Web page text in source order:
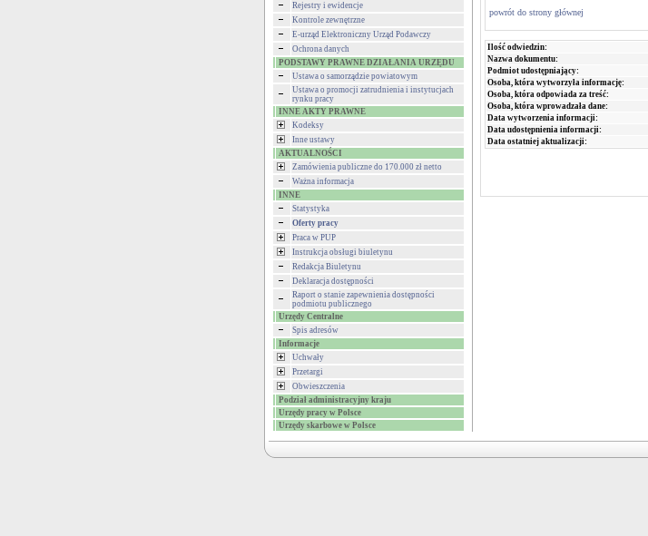
Rejestry i ewidencje
Kontrole zewnętrzne
E-urząd Elektroniczny Urząd Podawczy
Ochrona danych
PODSTAWY PRAWNE DZIAŁANIA URZĘDU
Ustawa o samorządzie powiatowym
Ustawa o promocji zatrudnienia i instytucjach
rynku pracy
INNE AKTY PRAWNE
Kodeksy
Inne ustawy
AKTUALNOŚCI
Zamówienia publiczne do 170.000 zł netto
Ważna informacja
INNE
Statystyka
Oferty pracy
Praca w PUP
Instrukcja obsługi biuletynu
Redakcja Biuletynu
Deklaracja dostępności
Raport o stanie zapewnienia dostępności
podmiotu publicznego
Urzędy Centralne
Spis adresów
Informacje
Uchwały
Przetargi
Obwieszczenia
Podział administracyjny kraju
Urzędy pracy w Polsce
Urzędy skarbowe w Polsce
powrót do strony głównej
Ilość odwiedzin:
Nazwa dokumentu:
Podmiot udostępniający:
Osoba, która wytworzyła informację:
Osoba, która odpowiada za treść:
Osoba, która wprowadzała dane:
Data wytworzenia informacji:
Data udostępnienia informacji:
Data ostatniej aktualizacji: